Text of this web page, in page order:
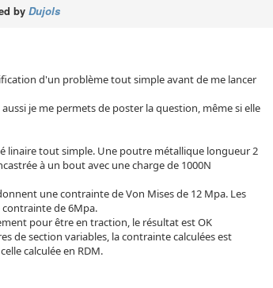
byDujols
d'un problème tout simple avant de me lancer
je me permets de poster la question, même si elle
linaire tout simple. Une poutre métallique longueur 2
à un bout avec une charge de 1000N
une contrainte de Von Mises de 12 Mpa. Les
de 6Mpa.
pour être en traction, le résultat est OK
de section variables, la contrainte calculées est
calculée en RDM.